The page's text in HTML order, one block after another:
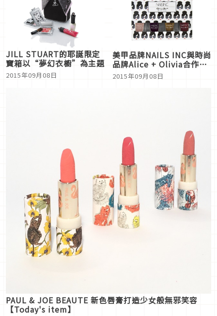
JILL STUART的耶誕限定
寶箱以“夢幻衣櫥”為主題
2015年09月08日
美甲品牌NAILS INC與時尚
品牌Alice + Olivia合作的
秋季指甲油即將販售
2015年09月08日
PAUL & JOE BEAUTE 新色唇膏打造少女般無邪笑容
【Today's item】